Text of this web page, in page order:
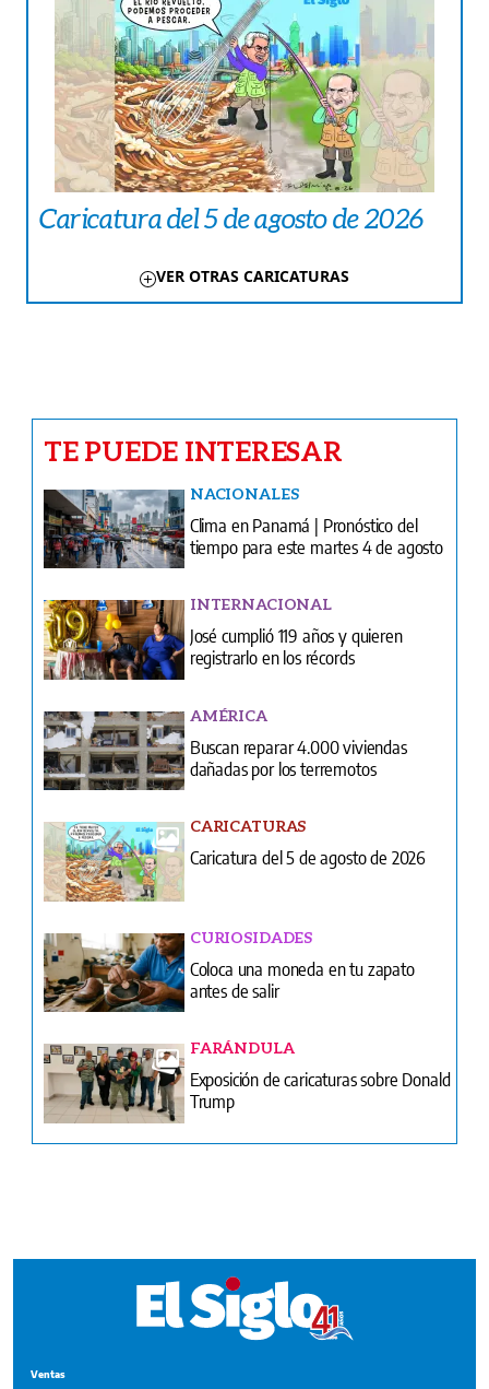
Caricatura del 5 de agosto de 2026
VER OTRAS CARICATURAS
Clima en Panamá | Pronóstico del
tiempo para este martes 4 de agosto
INTERNACIONAL
José cumplió 119 años y quieren
registrarlo en los récords
AMÉRICA
Buscan reparar 4.000 viviendas
dañadas por los terremotos
CARICATURAS
Caricatura del 5 de agosto de 2026
CURIOSIDADES
Coloca una moneda en tu zapato
FARÁNDULA
Exposición de caricaturas sobre Donald
Trump
Suplementos